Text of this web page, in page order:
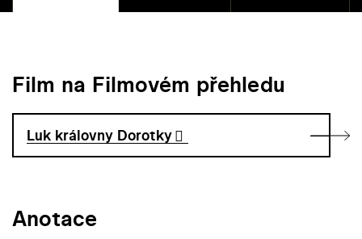
Film na Filmovém přehledu
Luk královny Dorotky
Anotace